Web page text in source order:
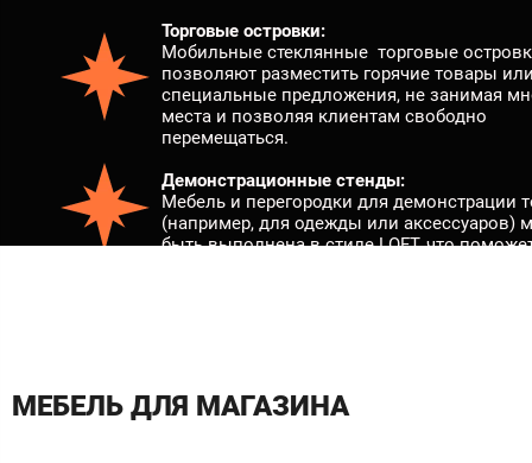
Торговые островки:
Мобильные стеклянные торговые
позволяют разместить горячие товары
специальные предложения, не занимая
места и позволяя клиентам свободно
перемещаться.
Демонстрационные стенды:
Мебель и перегородки для демонстрации
(например, для одежды или аксессуаров)
быть выполнена в стиле LOFT, что
стекла, дерева и металла. Открытые кассы
создать более комфортную атмосферу для
МЕБЕЛЬ ДЛЯ МАГАЗИНА